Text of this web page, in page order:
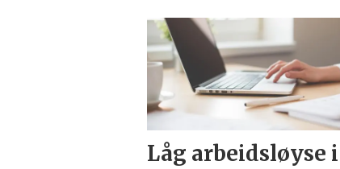
Låg arbeidsløyse i